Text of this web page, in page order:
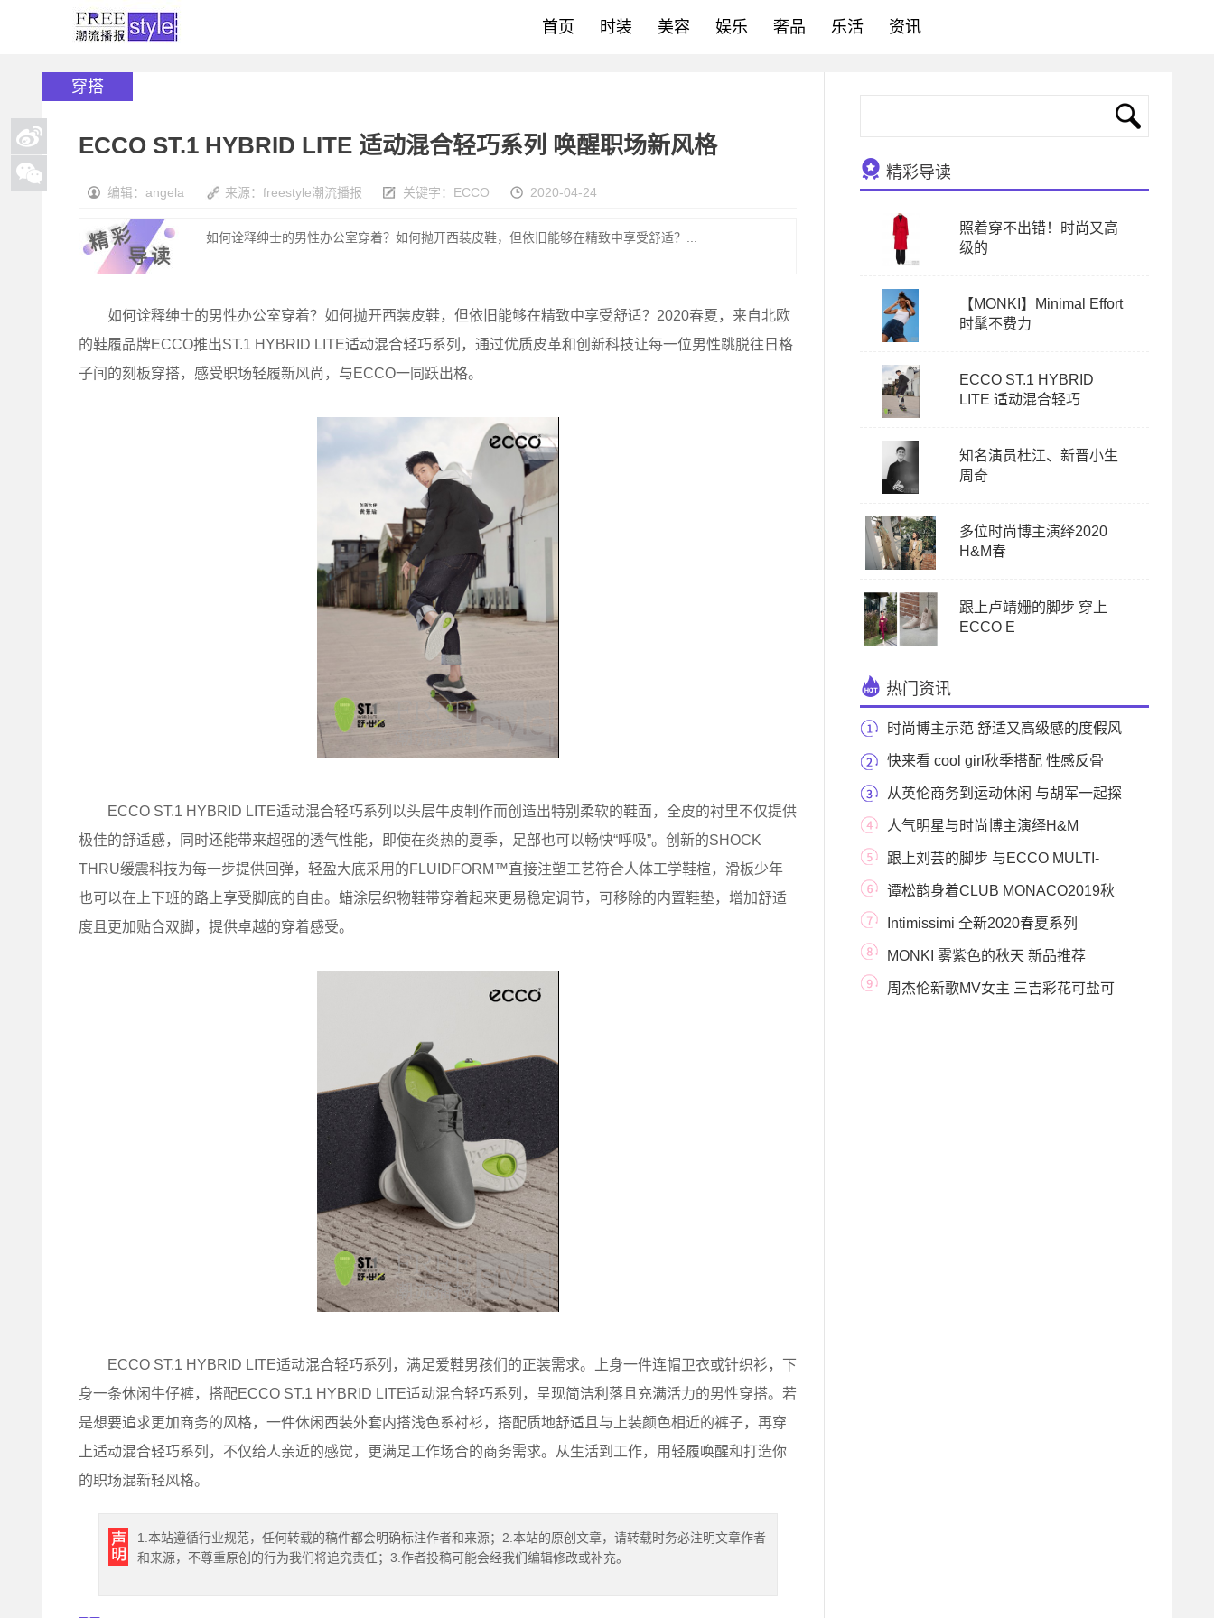
首页 时装 美容 娱乐 奢品 乐活 资讯
穿搭
ECCO ST.1 HYBRID LITE 适动混合轻巧系列 唤醒职场新风格
编辑：angela 来源：freestyle潮流播报 关键字： ECCO 2020-04-24
如何诠释绅士的男性办公室穿着？如何抛开西装皮鞋，但依旧能够在精致中享受舒适？...
如何诠释绅士的男性办公室穿着？如何抛开西装皮鞋，但依旧能够在精致中享受舒适？2020春夏，来自北欧
的鞋履品牌ECCO推出ST.1 HYBRID LITE适动混合轻巧系列，通过优质皮革和创新科技让每一位男性跳脱往日格
子间的刻板穿搭，感受职场轻履新风尚，与ECCO一同跃出格。
ECCO ST.1 HYBRID LITE适动混合轻巧系列以头层牛皮制作而创造出特别柔软的鞋面，全皮的衬里不仅提供
极佳的舒适感，同时还能带来超强的透气性能，即使在炎热的夏季，足部也可以畅快“呼吸”。创新的SHOCK
THRU缓震科技为每一步提供回弹，轻盈大底采用的FLUIDFORM™直接注塑工艺符合人体工学鞋楦，滑板少年
也可以在上下班的路上享受脚底的自由。蜡涂层织物鞋带穿着起来更易稳定调节，可移除的内置鞋垫，增加舒适
度且更加贴合双脚，提供卓越的穿着感受。
ECCO ST.1 HYBRID LITE适动混合轻巧系列，满足爱鞋男孩们的正装需求。上身一件连帽卫衣或针织衫，下
身一条休闲牛仔裤，搭配ECCO ST.1 HYBRID LITE适动混合轻巧系列，呈现简洁利落且充满活力的男性穿搭。若
是想要追求更加商务的风格，一件休闲西装外套内搭浅色系衬衫，搭配质地舒适且与上装颜色相近的裤子，再穿
上适动混合轻巧系列，不仅给人亲近的感觉，更满足工作场合的商务需求。从生活到工作，用轻履唤醒和打造你
的职场混新轻风格。
1.本站遵循行业规范，任何转载的稿件都会明确标注作者和来源；2.本站的原创文章，请转载时务必注明文章作者
和来源，不尊重原创的行为我们将追究责任；3.作者投稿可能会经我们编辑修改或补充。
精彩导读
照着穿不出错！时尚又高
级的
【MONKI】Minimal Effort
时髦不费力
ECCO ST.1 HYBRID
LITE 适动混合轻巧
知名演员杜江、新晋小生
周奇
多位时尚博主演绎2020
H&M春
跟上卢靖姗的脚步 穿上
ECCO E
热门资讯
时尚博主示范 舒适又高级感的度假风
穿搭快来看 cool girl秋季搭配 性感反骨
从英伦商务到运动休闲 与胡军一起探
索鞋履魅力
人气明星与时尚博主演绎H&M
STUDIO 2019秋冬系列
跟上刘芸的脚步 与ECCO MULTI-
VENT翱翔系列一起潮启
谭松韵身着CLUB MONACO2019秋
冬女装系列 变身知性少
Intimissimi 全新2020春夏系列
MONKI 雾紫色的秋天 新品推荐
周杰伦新歌MV女主 三吉彩花可盐可